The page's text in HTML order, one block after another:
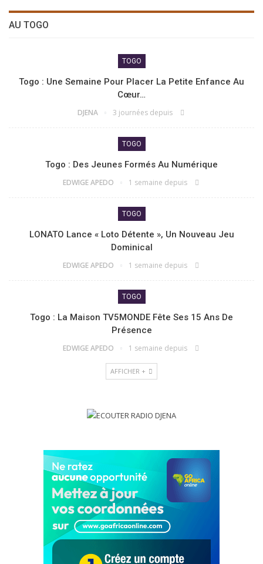
AU TOGO
TOGO
Togo : Une Semaine Pour Placer La Petite Enfance Au
Cœur…
DJENA 3 journées depuis
TOGO
Togo : Des Jeunes Formés Au Numérique
EDWIGE APEDO 1 semaine depuis
TOGO
LONATO Lance « Loto Détente », Un Nouveau Jeu
Dominical
EDWIGE APEDO 1 semaine depuis
TOGO
Togo : La Maison TV5MONDE Fête Ses 15 Ans De
Présence
EDWIGE APEDO 1 semaine depuis
AFFICHER +